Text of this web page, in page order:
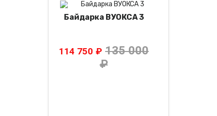
Байдарка ВУОКСА 3
114 750 ₽ 135 000
₽